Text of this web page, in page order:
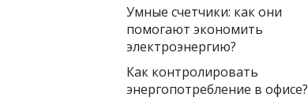
Умные счетчики: как они
помогают экономить
электроэнергию?
Как контролировать
энергопотребление в офисе?